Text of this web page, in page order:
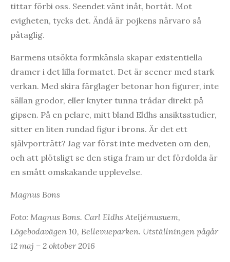
tittar förbi oss. Seendet vänt inåt, bortåt. Mot
evigheten, tycks det. Ändå är pojkens närvaro så
påtaglig.
Barmens utsökta formkänsla skapar existentiella
dramer i det lilla formatet. Det är scener med stark
verkan. Med skira färglager betonar hon figurer, inte
sällan grodor, eller knyter tunna trådar direkt på
gipsen. På en pelare, mitt bland Eldhs ansiktsstudier,
sitter en liten rundad figur i brons. Är det ett
självporträtt? Jag var först inte medveten om den,
och att plötsligt se den stiga fram ur det fördolda är
en smått omskakande upplevelse.
Magnus Bons
Foto: Magnus Bons. Carl Eldhs Ateljémusuem,
Lögebodavägen 10, Bellevueparken. Utställningen pågår
12 maj – 2 oktober 2016